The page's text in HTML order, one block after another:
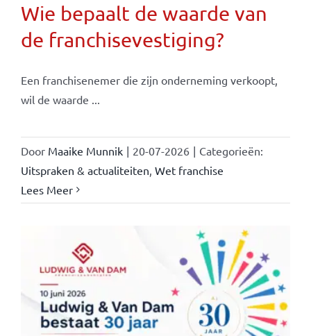
Wie bepaalt de waarde van
de franchisevestiging?
Een franchisenemer die zijn onderneming verkoopt,
wil de waarde ...
Door Maaike Munnik | 20-07-2026 | Categorieën:
Uitspraken & actualiteiten Wet franchise
Lees Meer